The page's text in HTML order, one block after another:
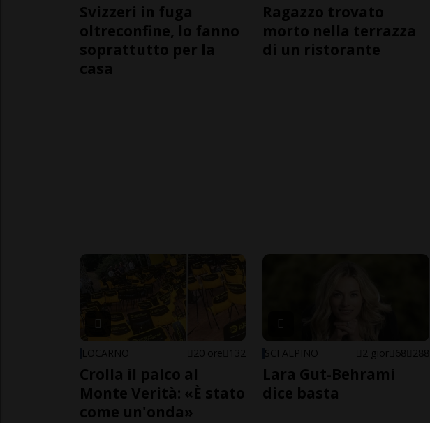
Svizzeri in fuga
oltreconfine, lo fanno
soprattutto per la
casa
Ragazzo trovato
morto nella terrazza
di un ristorante
LOCARNO 20 ore 132
Crolla il palco al
Monte Verità: «È stato
come un'onda»
SCI ALPINO 2 gior 68 288
Lara Gut-Behrami
dice basta